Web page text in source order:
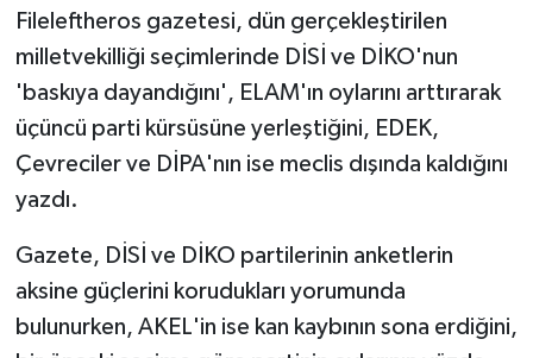
Fileleftheros gazetesi, dün gerçekleştirilen
milletvekilliği seçimlerinde DİSİ ve DİKO'nun
'baskıya dayandığını', ELAM'ın oylarını arttırarak
üçüncü parti kürsüsüne yerleştiğini, EDEK,
Çevreciler ve DİPA'nın ise meclis dışında kaldığını
yazdı.
Gazete, DİSİ ve DİKO partilerinin anketlerin
aksine güçlerini korudukları yorumunda
bulunurken, AKEL'in ise kan kaybının sona erdiğini,